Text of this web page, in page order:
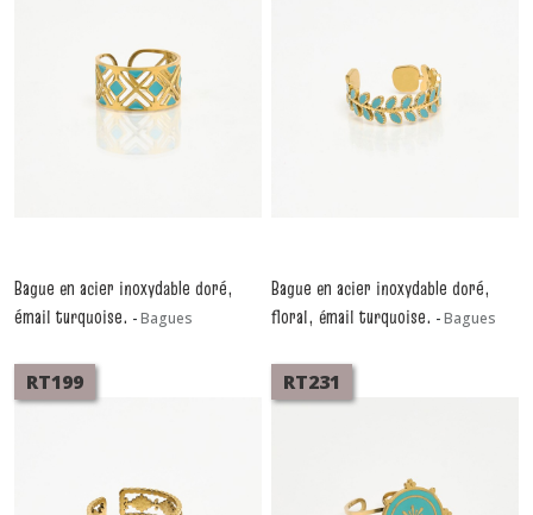
Bague en acier inoxydable doré,
émail turquoise. -Bagues
Bague en acier inoxydable doré,
floral, émail turquoise. -Bagues
RT199 RT231